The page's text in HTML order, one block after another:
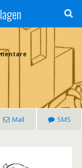
Mail SMS